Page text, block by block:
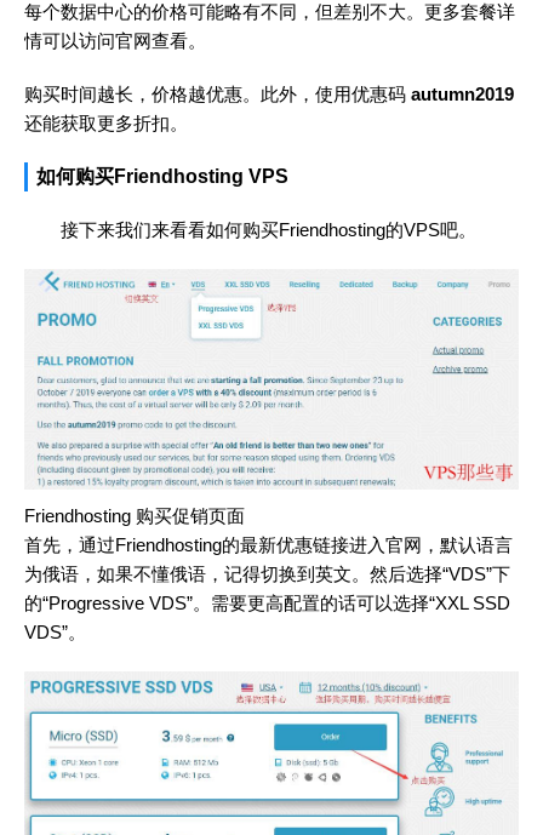
每个数据中心的价格可能略有不同，但差别不大。更多套餐详
情可以访问官网查看。
购买时间越长，价格越优惠。此外，使用优惠码 autumn2019
还能获取更多折扣。
如何购买Friendhosting VPS
接下来我们来看看如何购买Friendhosting的VPS吧。
Friendhosting 购买促销页面
首先，通过Friendhosting的最新优惠链接进入官网，默认语言
为俄语，如果不懂俄语，记得切换到英文。然后选择“VDS”下
的“Progressive VDS”。需要更高配置的话可以选择“XXL SSD
VDS”。